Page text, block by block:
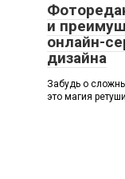
и
онлайн-
дизайна
Забудь о
это магия